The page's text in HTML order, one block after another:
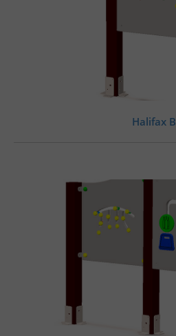
Halifax B